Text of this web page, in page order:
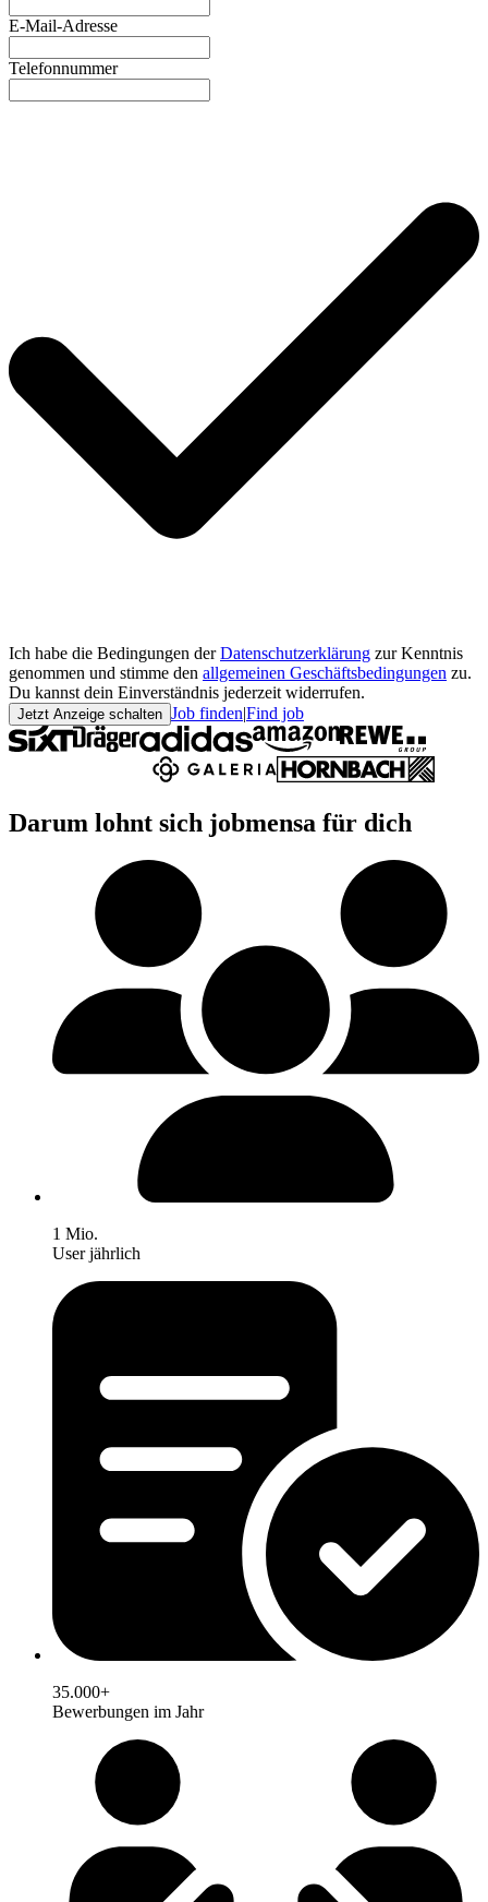
E-Mail-Adresse
Telefonnummer
Ich habe die Bedingungen der Datenschutzerklärung zur Kenntnis
genommen und stimme den allgemeinen Geschäftsbedingungen zu.
Du kannst dein Einverständnis jederzeit widerrufen.
Jetzt Anzeige schalten Job finden|Find job
Darum lohnt sich jobmensa für dich
1 Mio.
User jährlich
35.000+
Bewerbungen im Jahr